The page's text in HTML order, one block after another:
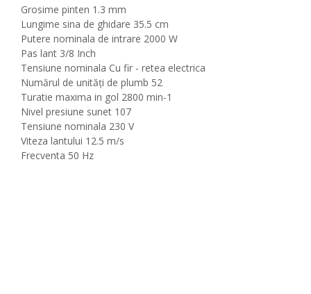
Grosime pinten 1.3 mm
Lungime sina de ghidare 35.5 cm
Putere nominala de intrare 2000 W
Pas lant 3/8 Inch
Tensiune nominala Cu fir - retea electrica
Numărul de unități de plumb 52
Turatie maxima in gol 2800 min-1
Nivel presiune sunet 107
Tensiune nominala 230 V
Viteza lantului 12.5 m/s
Frecventa 50 Hz